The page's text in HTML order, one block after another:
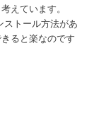
えています。
ストール方法があ
ると楽なのです